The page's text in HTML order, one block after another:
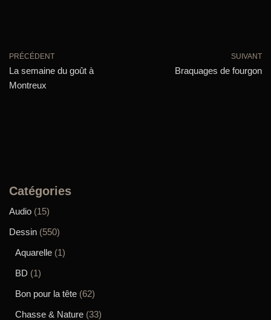
PRÉCÉDENT
La semaine du goût à
Montreux
SUIVANT
Braquages de fourgon
Catégories
Audio (15)
Dessin (550)
Aquarelle (1)
BD (1)
Bon pour la tête (62)
Chasse & Nature (33)